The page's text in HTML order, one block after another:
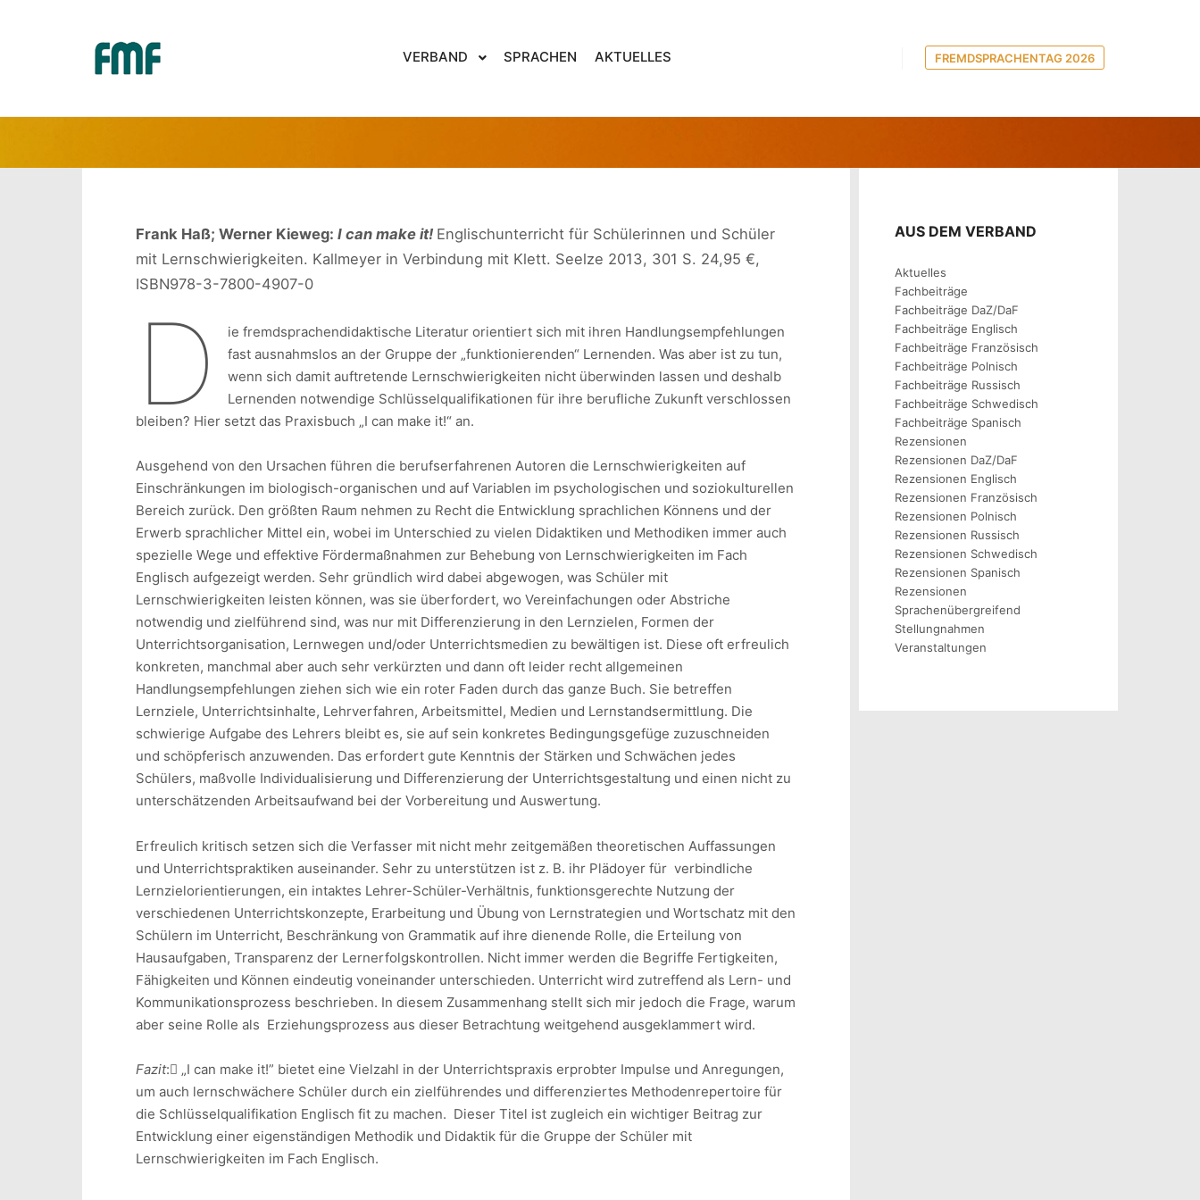
VERBAND SPRACHEN AKTUELLES FREMDSPRACHENTAG 2026
9. April 2013 vonUlf Borgwardt
Frank Haß; Werner Kieweg: I can make it! Englischunterricht für Schülerinnen und Schüler
mit Lernschwierigkeiten. Kallmeyer in Verbindung mit Klett. Seelze 2013, 301 S. 24,95 €,
ISBN978-3-7800-4907-0
D
ie fremdsprachendidaktische Literatur orientiert sich mit ihren Handlungsempfehlungen
fast ausnahmslos an der Gruppe der „funktionierenden“ Lernenden. Was aber ist zu tun,
wenn sich damit auftretende Lernschwierigkeiten nicht überwinden lassen und deshalb
Lernenden notwendige Schlüsselqua­lifikationen für ihre berufliche Zukunft verschlossen
bleiben? Hier setzt das Praxisbuch „I can make it!“ an.
Ausgehend von den Ursachen führen die berufserfahrenen Autoren die Lernschwierigkeiten auf
Einschränkungen im biologisch-organischen und auf Variablen im psychologischen und soziokulturellen
Bereich zurück. Den größten Raum nehmen zu Recht die Entwicklung sprachlichen Könnens und der
Erwerb sprachlicher Mittel ein, wobei im Unterschied zu vielen Didaktiken und Methodiken immer auch
spezielle Wege und effektive Fördermaßnahmen zur Behebung von Lernschwierigkeiten im Fach
Englisch aufgezeigt werden. Sehr gründlich wird dabei abgewogen, was Schüler mit
Lernschwierigkeiten leisten können, was sie überfordert, wo Vereinfachungen oder Abstriche
notwendig und zielführend sind, was nur mit Differenzierung in den Lernzielen, Formen der
Unterrichtsorganisation, Lernwegen und/oder Unterrichtsmedien zu bewältigen ist. Diese oft erfreulich
konkreten, manchmal aber auch sehr verkürzten und dann oft leider recht allgemeinen
Handlungsempfehlungen ziehen sich wie ein roter Faden durch das ganze Buch. Sie betreffen
Lernziele, Unterrichtsinhalte, Lehrverfahren, Arbeitsmittel, Medien und Lernstandsermittlung. Die
schwierige Aufgabe des Lehrers bleibt es, sie auf sein konkretes Bedingungsgefüge zuzuschneiden
und schöpferisch anzuwenden. Das erfordert gute Kenntnis der Stärken und Schwächen jedes
Schülers, maßvolle Individualisierung und Differenzierung der Unterrichtsgestaltung und einen nicht zu
unterschätzenden Arbeitsaufwand bei der Vorbereitung und Auswertung.
Erfreulich kritisch setzen sich die Verfasser mit nicht mehr zeitgemäßen theoretischen Auffassungen
und Unterrichtspraktiken auseinander. Sehr zu unterstützen ist z. B. ihr Plädoyer für verbindliche
Lernzielorientierungen, ein intaktes Lehrer-Schüler-Verhältnis, funktionsgerechte Nutzung der
verschiedenen Unterrichtskonzepte, Erarbeitung und Übung von Lernstrategien und Wortschatz mit den
Schülern im Unterricht, Beschränkung von Grammatik auf ihre dienende Rolle, die Erteilung von
Hausaufgaben, Transparenz der Lernerfolgskontrollen. Nicht immer werden die Begriffe Fertigkeiten,
Fähigkeiten und Können eindeutig voneinander unterschieden. Unterricht wird zutreffend als Lern- und
Kommunikationsprozess beschrieben. In diesem Zusammenhang stellt sich mir jedoch die Frage, warum
aber seine Rolle als Erziehungsprozess aus dieser Betrachtung weitgehend ausgeklammert wird.
Fazit: „I can make it!” bietet eine Vielzahl in der Unterrichtspraxis erprobter Impulse und Anregungen,
um auch lernschwächere Schüler durch ein zielführendes und differenziertes Methodenrepertoire für
die Schlüsselqualifikation Englisch fit zu machen. Dieser Titel ist zugleich ein wichtiger Beitrag zur
Entwicklung einer eigenständigen Methodik und Didaktik für die Gruppe der Schüler mit
Lernschwierigkeiten im Fach Englisch.
AUS DEM VERBAND
Aktuelles
Fachbeiträge
Fachbeiträge DaZ/DaF
Fachbeiträge Englisch
Fachbeiträge Französisch
Fachbeiträge Polnisch
Fachbeiträge Russisch
Fachbeiträge Schwedisch
Fachbeiträge Spanisch
Rezensionen
Rezensionen DaZ/DaF
Rezensionen Englisch
Rezensionen Französisch
Rezensionen Polnisch
Rezensionen Russisch
Rezensionen Schwedisch
Rezensionen Spanisch
Rezensionen
Sprachenübergreifend
Stellungnahmen
Veranstaltungen